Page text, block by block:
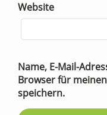
Website
Name, E-Mail-
Browser für
speichern.